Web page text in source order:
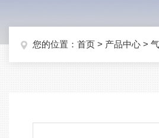
您的位置： 首页 > 产品中心 >